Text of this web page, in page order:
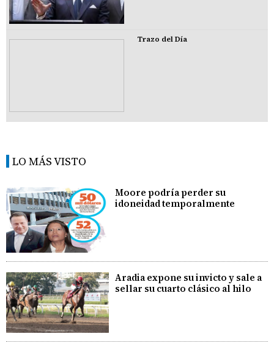
Trazo del Día
LO MÁS VISTO
Moore podría perder su
idoneidad temporalmente
Aradia expone su invicto y sale a
sellar su cuarto clásico al hilo